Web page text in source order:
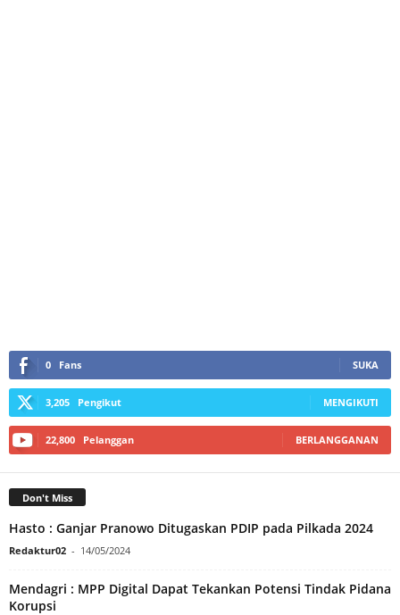
0 Fans SUKA
3,205 Pengikut MENGIKUTI
22,800 Pelanggan BERLANGGANAN
Don't Miss
Hasto : Ganjar Pranowo Ditugaskan PDIP pada Pilkada 2024
Redaktur02 - 14/05/2024
Mendagri : MPP Digital Dapat Tekankan Potensi Tindak Pidana
Korupsi